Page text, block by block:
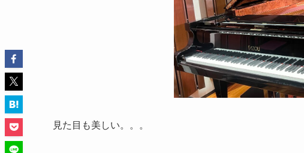
見た目も美しい。。。